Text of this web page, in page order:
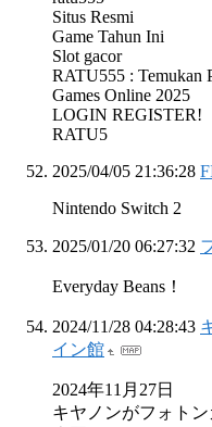
Situs Resmi
Game Tahun Ini
Slot gacor
RATU555 : Temukan
Games Online 2025
LOGIN REGISTER!
RATU5
2025/04/05 21:36:28
Nintendo Switch 2
2025/01/20 06:27:32
Everyday Beans！
2024/11/28 04:28:43
イン館
2024年11月27日
キヤノンがフォト